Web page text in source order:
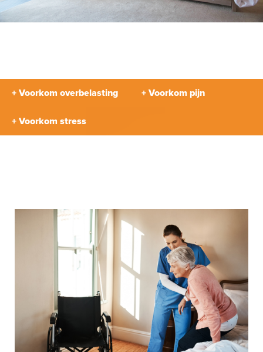
+ Voorkom overbelasting + Voorkom pijn
+ Voorkom stress